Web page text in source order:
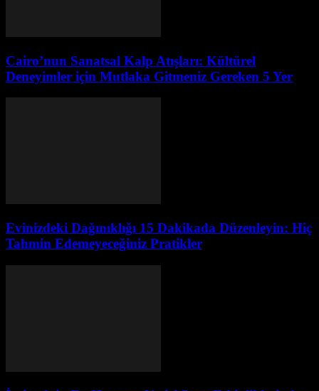
Cairo’nun Sanatsal Kalp Atışları: Kültürel
Deneyimler için Mutlaka Gitmeniz Gereken 5 Yer
Evinizdeki Dağınıklığı 15 Dakikada Düzenleyin: Hiç
Tahmin Edemeyeceğiniz Pratikler